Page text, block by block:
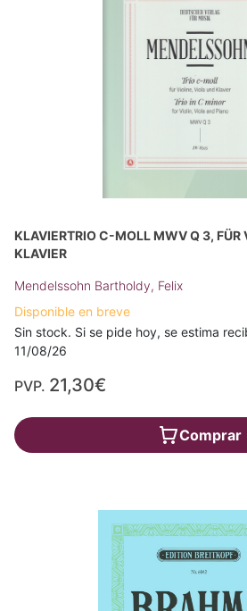
KLAVIERTRIO C-MOLL MWV Q 3, FÜR
KLAVIER
Mendelssohn Bartholdy, Felix
Disponible en breve
Sin stock. Si se pide hoy, se estima
11/08/26
PVP. 21,30€
Comprar